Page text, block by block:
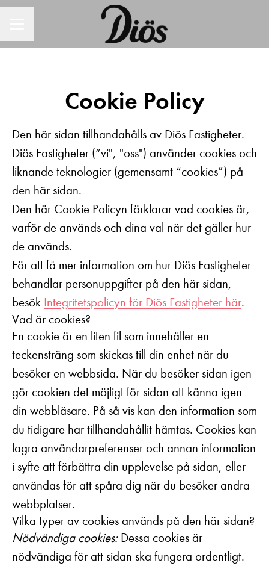
Cookie Policy
Den här sidan tillhandahålls av Diös Fastigheter.
Diös Fastigheter (“vi", "oss") använder cookies och
liknande teknologier (gemensamt “cookies”) på
den här sidan.
Den här Cookie Policyn förklarar vad cookies är,
varför de används och dina val när det gäller hur
de används.
För att få mer information om hur Diös Fastigheter
behandlar personuppgifter på den här sidan,
besök Integritetspolicyn för Diös Fastigheter här.
Vad är cookies?
En cookie är en liten fil som innehåller en
teckensträng som skickas till din enhet när du
besöker en webbsida. När du besöker sidan igen
gör cookien det möjligt för sidan att känna igen
din webbläsare. På så vis kan den information som
du tidigare har tillhandahållit hämtas. Cookies kan
lagra användarpreferenser och annan information
i syfte att förbättra din upplevelse på sidan, eller
användas för att spåra dig när du besöker andra
webbplatser.
Vilka typer av cookies används på den här sidan?
Nödvändiga cookies:Dessa cookies är
nödvändiga för att sidan ska fungera ordentligt.